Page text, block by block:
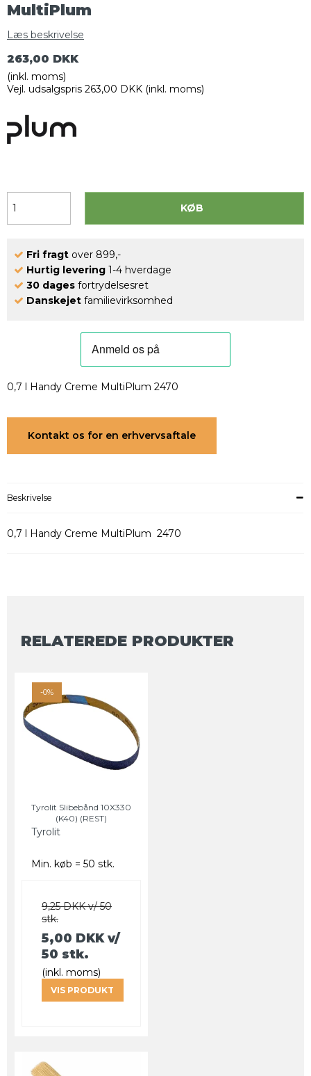
MultiPlum
Læs beskrivelse
263,00 DKK
(inkl. moms)
Vejl. udsalgspris 263,00 DKK (inkl. moms)
KØB
Fri fragt over 899,-
Hurtig levering 1-4 hverdage
30 dages fortrydelsesret
Danskejet familievirksomhed
0,7 l Handy Creme MultiPlum 2470
Kontakt os for en erhvervsaftale
Beskrivelse
0,7 l Handy Creme MultiPlum 2470
RELATEREDE PRODUKTER
-0%
Tyrolit Slibebånd 10X330
(K40) (REST)
Tyrolit
Min. køb = 50 stk.
9,25 DKK v/ 50
stk.
5,00 DKKv/
50 stk.
(inkl. moms)
VIS PRODUKT